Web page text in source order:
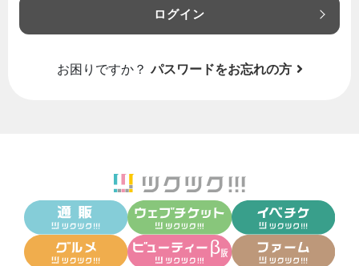
ログイン
お困りですか？ パスワードをお忘れの方